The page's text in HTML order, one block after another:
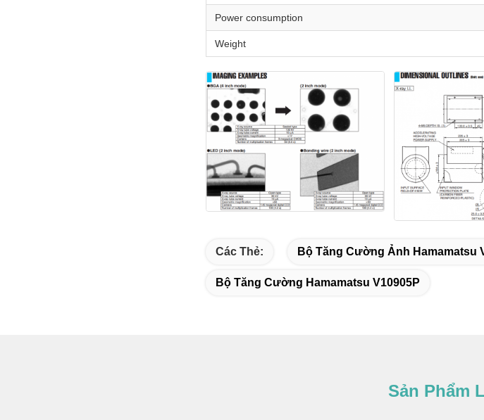
Power consumption
Weight
Các Thẻ: Bộ Tăng Cường Ảnh Hamamatsu
Bộ Tăng Cường Hamamatsu V10905P
Sản Phẩm